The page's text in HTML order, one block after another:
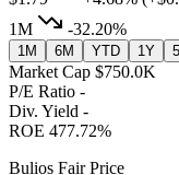
1M
-32.20%
1M 6M YTD 1Y
Market Cap $750.0K
P/E Ratio -
Div. Yield -
ROE 477.72%
Bulios Fair Price